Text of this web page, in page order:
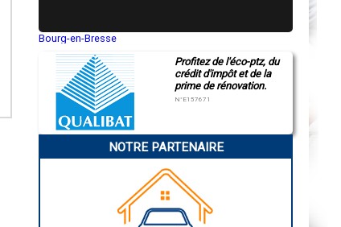
Bourg-en-Bresse
Montluçon
Manosque
Gap
Charleville-Mézières
Pamiers
Narbonne
Profitez de l'éco-ptz, du
crédit d'impôt et de la
prime de rénovation.
N°E157671
NOTRE PARTENAIRE